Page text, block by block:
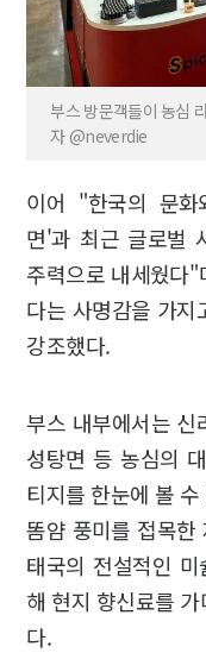
부스 방문객들이 농심
자 @neverdie
이어 "한국의 문
면'과 최근 글로벌
주력으로 내세웠다
다는 사명감을 가
강조했다.
부스 내부에서는 신
성탕면 등 농심의
티지를 한눈에 볼
똠얌 풍미를 접목한
태국의 전설적인
해 현지 향신료를
다.